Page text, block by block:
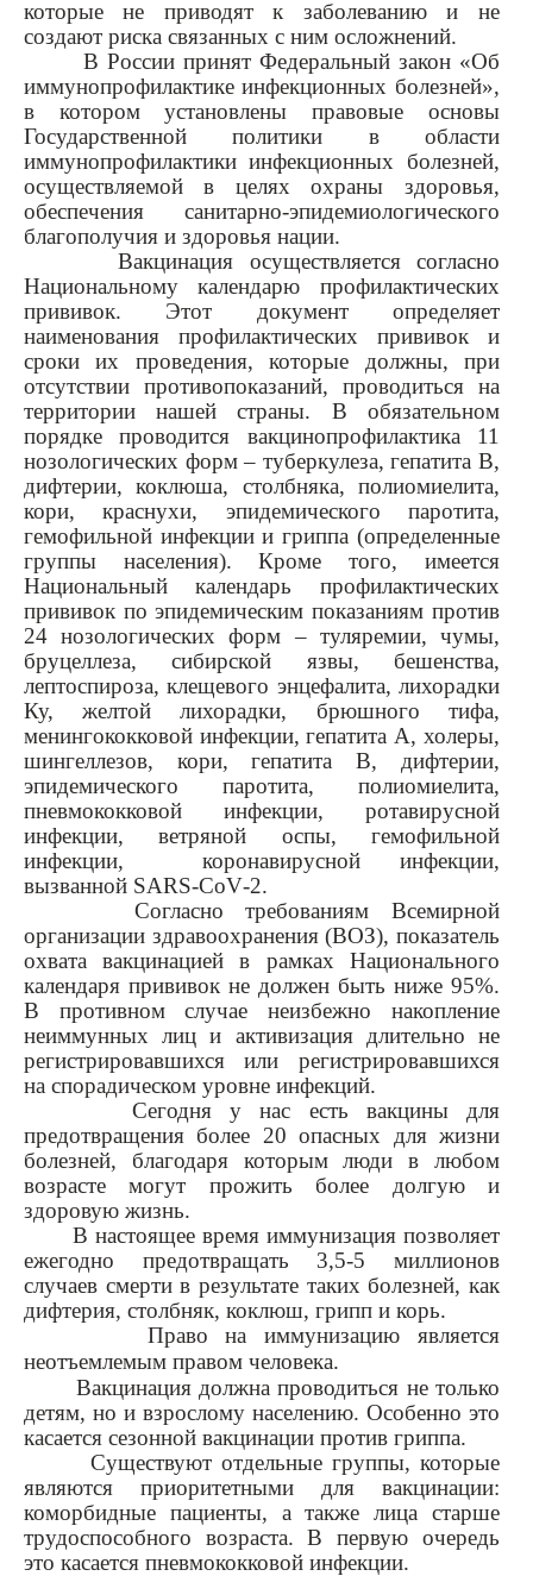
которые не приводят к заболеванию и не
создают риска связанных с ним осложнений.
В России принят Федеральный закон «Об
иммунопрофилактике инфекционных болезней»,
в котором установлены правовые основы
Государственной политики в области
иммунопрофилактики инфекционных болезней,
осуществляемой в целях охраны здоровья,
обеспечения санитарно-эпидемиологического
благополучия и здоровья нации.
Вакцинация осуществляется согласно
Национальному календарю профилактических
прививок. Этот документ определяет
наименования профилактических прививок и
сроки их проведения, которые должны, при
отсутствии противопоказаний, проводиться на
территории нашей страны. В обязательном
порядке проводится вакцинопрофилактика 11
нозологических форм – туберкулеза, гепатита В,
дифтерии, коклюша, столбняка, полиомиелита,
кори, краснухи, эпидемического паротита,
гемофильной инфекции и гриппа (определенные
группы населения). Кроме того, имеется
Национальный календарь профилактических
прививок по эпидемическим показаниям против
24 нозологических форм – туляремии, чумы,
бруцеллеза, сибирской язвы, бешенства,
лептоспироза, клещевого энцефалита, лихорадки
Ку, желтой лихорадки, брюшного тифа,
менингококковой инфекции, гепатита А, холеры,
шингеллезов, кори, гепатита В, дифтерии,
эпидемического паротита, полиомиелита,
пневмококковой инфекции, ротавирусной
инфекции, ветряной оспы, гемофильной
инфекции, коронавирусной инфекции,
вызванной SARS-CoV-2.
Согласно требованиям Всемирной
организации здравоохранения (ВОЗ), показатель
охвата вакцинацией в рамках Национального
календаря прививок не должен быть ниже 95%.
В противном случае неизбежно накопление
неиммунных лиц и активизация длительно не
регистрировавшихся или регистрировавшихся
на спорадическом уровне инфекций.
Сегодня у нас есть вакцины для
предотвращения более 20 опасных для жизни
болезней, благодаря которым люди в любом
возрасте могут прожить более долгую и
здоровую жизнь.
В настоящее время иммунизация позволяет
ежегодно предотвращать 3,5‑5 миллионов
случаев смерти в результате таких болезней, как
дифтерия, столбняк, коклюш, грипп и корь.
Право на иммунизацию является
неотъемлемым правом человека.
Вакцинация должна проводиться не только
детям, но и взрослому населению. Особенно это
касается сезонной вакцинации против гриппа.
Существуют отдельные группы, которые
являются приоритетными для вакцинации:
коморбидные пациенты, а также лица старше
трудоспособного возраста. В первую очередь
это касается пневмококковой инфекции.